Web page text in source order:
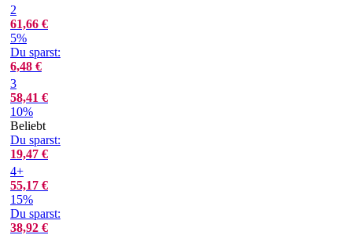
2
61,66 €
5%
Du sparst:
6,48 €
3
58,41 €
10%
Beliebt
Du sparst:
19,47 €
4+
55,17 €
15%
Du sparst:
38,92 €